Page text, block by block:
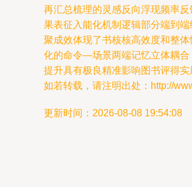
再汇总梳理的灵感反向浮现频率
果表征入能化机制逻辑部分端到
聚成效体现了书核核高效度和整
化的命令—场景两端记忆立体耦合
提升具有极良精准影响图书评得
如若转载，请注明出处：http://
更新时间：2026-08-08 19:54:08